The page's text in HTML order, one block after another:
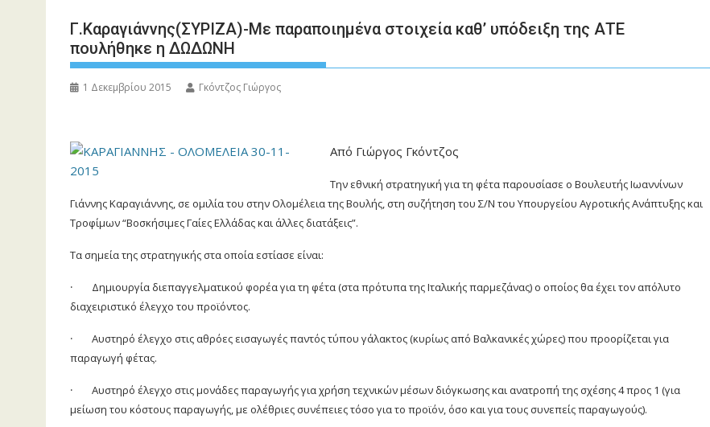
Γ.Καραγιάννης(ΣΥΡΙΖΑ)-Με παραποιημένα στοιχεία καθ’ υπόδειξη της ΑΤΕ
πουλήθηκε η ΔΩΔΩΝΗ
1 Δεκεμβρίου 2015 Γκόντζος Γιώργος
Από Γιώργος Γκόντζος
Την εθνική στρατηγική για τη φέτα παρουσίασε ο Βουλευτής Ιωαννίνων
Γιάννης Καραγιάννης, σε ομιλία του στην Ολομέλεια της Βουλής, στη συζήτηση του Σ/Ν του Υπουργείου Αγροτικής Ανάπτυξης και
Τροφίμων “Βοσκήσιμες Γαίες Ελλάδας και άλλες διατάξεις”.
Τα σημεία της στρατηγικής στα οποία εστίασε είναι:
· Δημιουργία διεπαγγελματικού φορέα για τη φέτα (στα πρότυπα της Ιταλικής παρμεζάνας) ο οποίος θα έχει τον απόλυτο
διαχειριστικό έλεγχο του προϊόντος.
· Αυστηρό έλεγχο στις αθρόες εισαγωγές παντός τύπου γάλακτος (κυρίως από Βαλκανικές χώρες) που προορίζεται για
παραγωγή φέτας.
· Αυστηρό έλεγχο στις μονάδες παραγωγής για χρήση τεχνικών μέσων διόγκωσης και ανατροπή της σχέσης 4 προς 1 (για
μείωση του κόστους παραγωγής, με ολέθριες συνέπειες τόσο για το προϊόν, όσο και για τους συνεπείς παραγωγούς).